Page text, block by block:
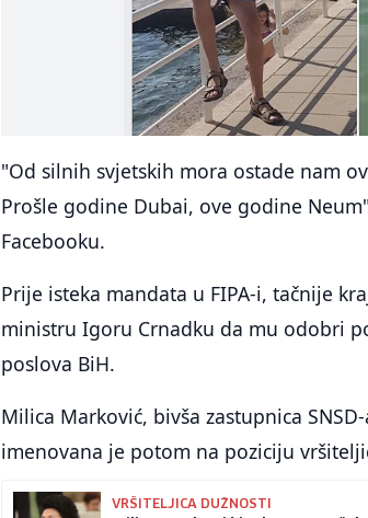
"Od silnih svjetskih mora ostade nam
Prošle godine Dubai, ove godine
Facebooku.
Prije isteka mandata u FIPA-i, tačnije
ministru Igoru Crnadku da mu odobri
poslova BiH.
Milica Marković, bivša zastupnica
imenovana je potom na poziciju
VRŠITELJICA DUŽNOSTI